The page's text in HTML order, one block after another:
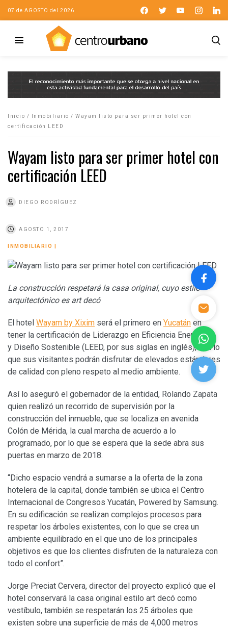
07 de AGOSTO del 2026
Inicio / Inmobiliario / Wayam listo para ser primer hotel con
certificación LEED
Wayam listo para ser primer hotel con
certificación LEED
DIEGO RODRÍGUEZ
AGOSTO 1, 2017
INMOBILIARIO
La construcción respetará la casa original, cuyo estilo
arquitectónico es art decó
El hotel Wayam by Xixim será el primero en Yucatán en
tener la certificación de Liderazgo en Eficiencia Energética
y Diseño Sostenible (LEED, por sus siglas en inglés), con lo
que sus visitantes podrán disfrutar de elevados estándares
de calidad con pleno respeto al medio ambiente.
Así lo aseguró el gobernador de la entidad, Rolando Zapata
quien realizó un recorrido de supervisión por la
construcción del inmueble, que se localiza en avenida
Colón de Mérida, la cual marcha de acuerdo a lo
programado, por lo que se espera que la sede abra sus
puertas en marzo de 2018.
“Dicho espacio vendrá a sumarse a la oferta de la zona
hotelera de la capital, donde también se ubica el Centro
Internacional de Congresos Yucatán, Powered by Samsung.
En su edificación se realizan complejos procesos para
respetar los árboles existentes, con lo que se crea un
ambiente equilibrado en el que uno de los principales
objetivos es que los clientes disfruten de la naturaleza con
todo el confort”.
Jorge Preciat Cervera, director del proyecto explicó que el
hotel conservará la casa original estilo art decó como
vestíbulo, también se respetarán los 25 árboles que
existen sobre una superficie de más de 4,000 metros